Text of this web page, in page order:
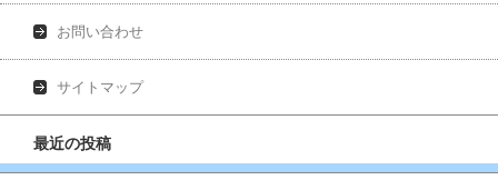
お問い合わせ
サイトマップ
最近の投稿